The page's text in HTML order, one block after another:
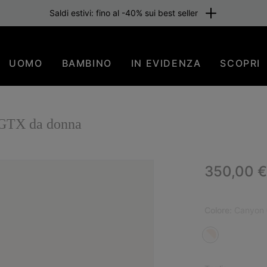
Saldi estivi: fino al -40% sui best seller
UOMO BAMBINO IN EVIDENZA SCOPRI
da donna
Regular
350,00 €